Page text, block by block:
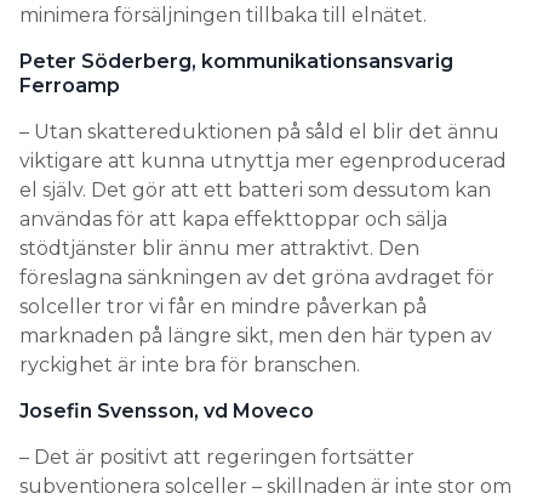
minimera försäljningen tillbaka till elnätet.
Peter Söderberg, kommunikationsansvarig
Ferroamp
– Utan skattereduktionen på såld el blir det ännu
viktigare att kunna utnyttja mer egenproducerad
el själv. Det gör att ett batteri som dessutom kan
användas för att kapa effekttoppar och sälja
stödtjänster blir ännu mer attraktivt. Den
föreslagna sänkningen av det gröna avdraget för
solceller tror vi får en mindre påverkan på
marknaden på längre sikt, men den här typen av
ryckighet är inte bra för branschen.
Josefin Svensson, vd Moveco
– Det är positivt att regeringen fortsätter
subventionera solceller – skillnaden är inte stor om